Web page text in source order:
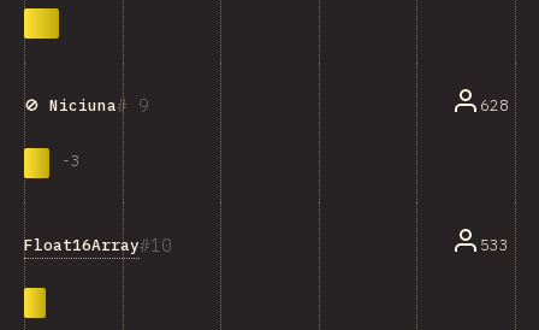
9
🚫 Niciuna
-3
628
10
Float16Array 533